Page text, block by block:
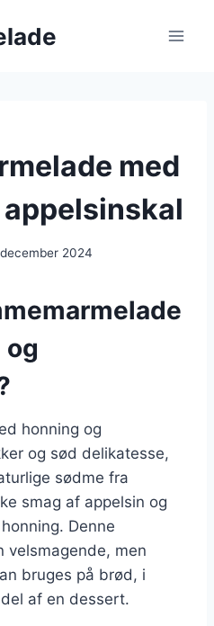
med
2024
og
honning og
og sød delikatesse,
sødme fra
smag af appelsin og
Denne
velsmagende, men
bruges på brød, i
af en dessert.